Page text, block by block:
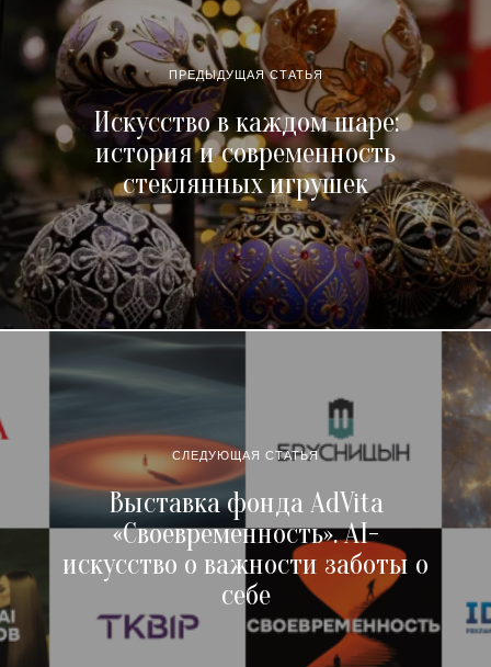
ПРЕДЫДУЩАЯ СТАТЬЯ
Искусство в каждом шаре:
история и современность
стеклянных игрушек
СЛЕДУЮЩАЯ СТАТЬЯ
Выставка фонда AdVita
«Своевременность». AI-
искусство о важности заботы о
себе